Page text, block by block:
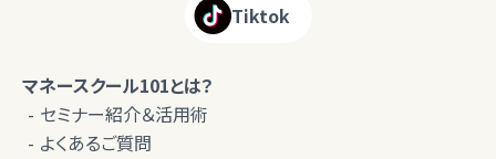
Tiktok
マネースクール101とは？
セミナー紹介＆活用術
よくあるご質問